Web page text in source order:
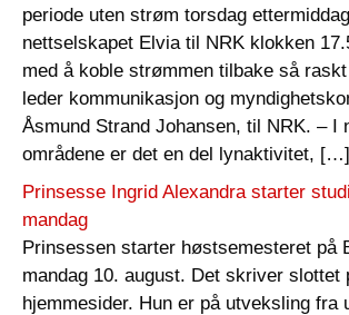
periode uten strøm torsdag
nettselskapet Elvia til NRK klokken
med å koble strømmen tilbake så
leder kommunikasjon og
Åsmund Strand Johansen, til NRK. – I
områdene er det en del lynaktivitet, […]
Prinsesse Ingrid Alexandra starter
mandag
Prinsessen starter høstsemesteret på
mandag 10. august. Det skriver slottet
hjemmesider. Hun er på utveksling fra